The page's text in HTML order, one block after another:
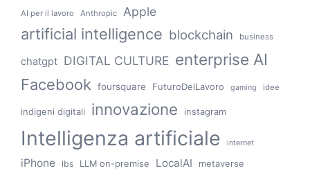
AI per il lavoro Anthropic Apple
artificial intelligence blockchain business
chatgpt DIGITAL CULTURE enterprise AI
Facebook foursquare FuturoDelLavoro gaming idee
indigeni digitali innovazione instagram
Intelligenza artificiale internet
iPhone lbs LLM on-premise LocalAI metaverse